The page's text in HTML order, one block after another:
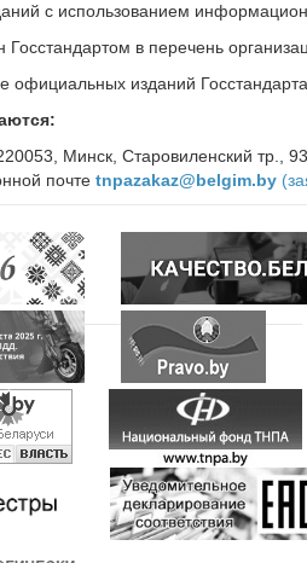
с использованием
в перечень
официальных изданий
Минск, Старовиленский тр., 93
почте tnpazakaz@belgim.by